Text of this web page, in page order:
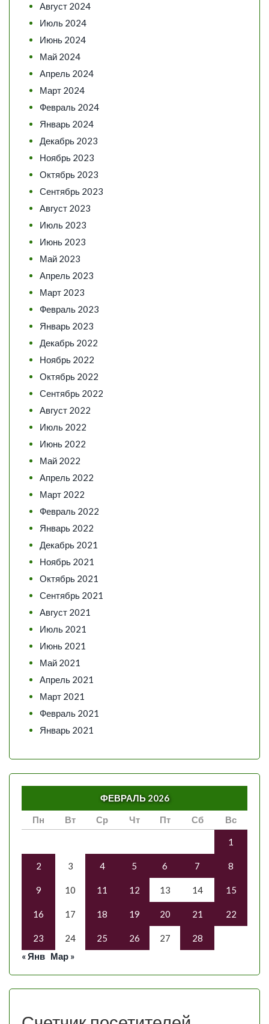
Август 2024
Июль 2024
Июнь 2024
Май 2024
Апрель 2024
Март 2024
Февраль 2024
Январь 2024
Декабрь 2023
Ноябрь 2023
Октябрь 2023
Сентябрь 2023
Август 2023
Июль 2023
Июнь 2023
Май 2023
Апрель 2023
Март 2023
Февраль 2023
Январь 2023
Декабрь 2022
Ноябрь 2022
Октябрь 2022
Сентябрь 2022
Август 2022
Июль 2022
Июнь 2022
Май 2022
Апрель 2022
Март 2022
Февраль 2022
Январь 2022
Декабрь 2021
Ноябрь 2021
Октябрь 2021
Сентябрь 2021
Август 2021
Июль 2021
Июнь 2021
Май 2021
Апрель 2021
Март 2021
Февраль 2021
Январь 2021
ФЕВРАЛЬ 2026
Пн
Вт Ср Чт Пт Сб Вс
1
2 3 4 5 6 7 8
9 10 11 12 13 14 15
16 17 18 19 20 21 22
23 24 25 26 27
28
« Янв Мар »